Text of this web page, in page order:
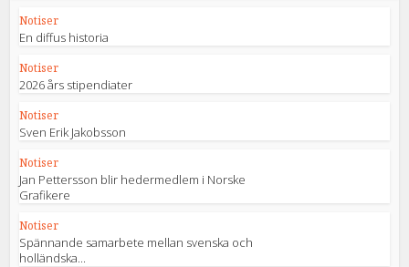
Notiser
En diffus historia
Notiser
2026 års stipendiater
Notiser
Sven Erik Jakobsson
Notiser
Jan Pettersson blir hedermedlem i Norske
Grafikere
Notiser
Spännande samarbete mellan svenska och
holländska...